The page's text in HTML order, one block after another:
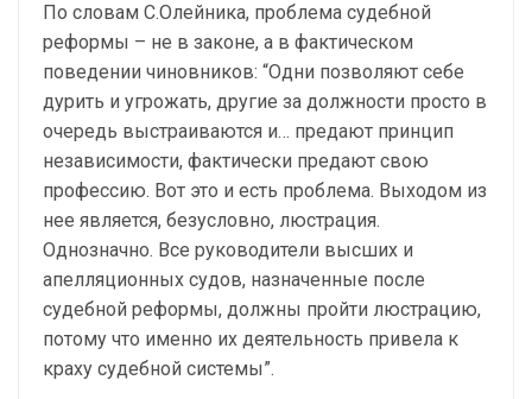
По словам С.Олейника, проблема судебной
реформы – не в законе, а в фактическом
поведении чиновников: “Одни позволяют себе
дурить и угрожать, другие за должности просто в
очередь выстраиваются и… предают принцип
независимости, фактически предают свою
профессию. Вот это и есть проблема. Выходом из
нее является, безусловно, люстрация.
Однозначно. Все руководители высших и
апелляционных судов, назначенные после
судебной реформы, должны пройти люстрацию,
потому что именно их деятельность привела к
краху судебной системы”.